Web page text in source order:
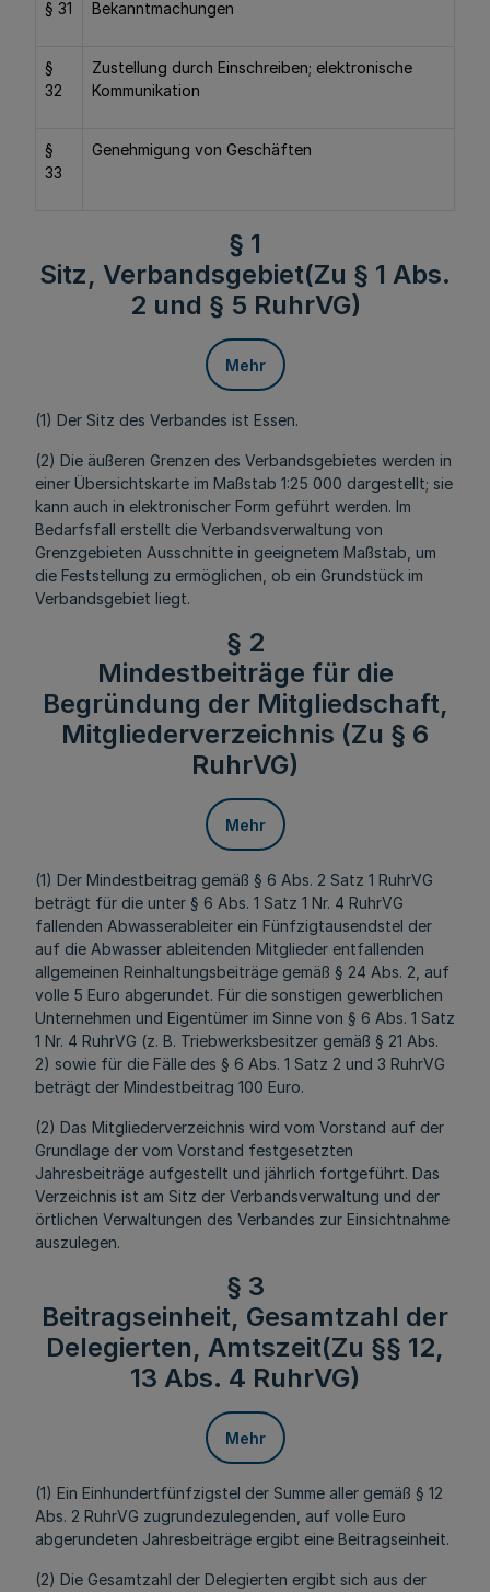
§ 31 Bekanntmachungen
§
32
Zustellung durch Einschreiben; elektronische
Kommunikation
§
33
Genehmigung von Geschäften
§ 1
Sitz, Verbandsgebiet(Zu § 1 Abs.
2 und § 5 RuhrVG)
Mehr
(1) Der Sitz des Verbandes ist Essen.
(2) Die äußeren Grenzen des Verbandsgebietes werden in
einer Übersichtskarte im Maßstab 1:25 000 dargestellt; sie
kann auch in elektronischer Form geführt werden. Im
Bedarfsfall erstellt die Verbandsverwaltung von
Grenzgebieten Ausschnitte in geeignetem Maßstab, um
die Feststellung zu ermöglichen, ob ein Grundstück im
Verbandsgebiet liegt.
§ 2
Mindestbeiträge für die
Begründung der Mitgliedschaft,
Mitgliederverzeichnis (Zu § 6
RuhrVG)
Mehr
(1) Der Mindestbeitrag gemäß § 6 Abs. 2 Satz 1 RuhrVG
beträgt für die unter § 6 Abs. 1 Satz 1 Nr. 4 RuhrVG
fallenden Abwasserableiter ein Fünfzigtausendstel der
auf die Abwasser ableitenden Mitglieder entfallenden
allgemeinen Reinhaltungsbeiträge gemäß § 24 Abs. 2, auf
volle 5 Euro abgerundet. Für die sonstigen gewerblichen
Unternehmen und Eigentümer im Sinne von § 6 Abs. 1 Satz
1 Nr. 4 RuhrVG (z. B. Triebwerksbesitzer gemäß § 21 Abs.
2) sowie für die Fälle des § 6 Abs. 1 Satz 2 und 3 RuhrVG
beträgt der Mindestbeitrag 100 Euro.
(2) Das Mitgliederverzeichnis wird vom Vorstand auf der
Grundlage der vom Vorstand festgesetzten
Jahresbeiträge aufgestellt und jährlich fortgeführt. Das
Verzeichnis ist am Sitz der Verbandsverwaltung und der
örtlichen Verwaltungen des Verbandes zur Einsichtnahme
auszulegen.
§ 3
Beitragseinheit, Gesamtzahl der
Delegierten, Amtszeit(Zu §§ 12,
13 Abs. 4 RuhrVG)
Mehr
(1) Ein Einhundertfünfzigstel der Summe aller gemäß § 12
Abs. 2 RuhrVG zugrundezulegenden, auf volle Euro
abgerundeten Jahresbeiträge ergibt eine Beitragseinheit.
(2) Die Gesamtzahl der Delegierten ergibt sich aus der